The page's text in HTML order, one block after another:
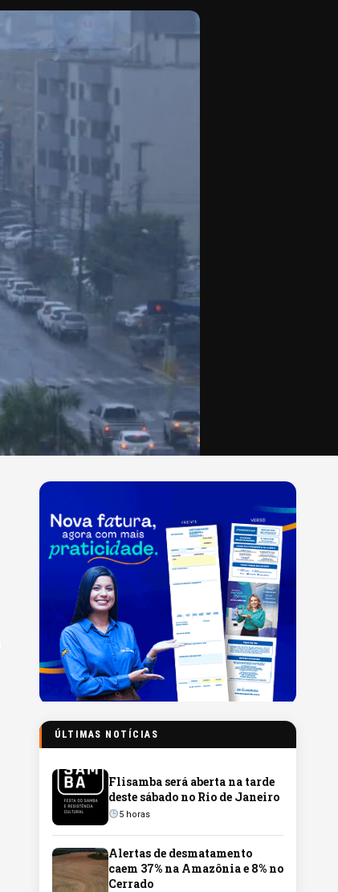
ÚLTIMAS NOTÍCIAS
Flisamba será aberta na tarde
deste sábado no Rio de Janeiro
5 horas
Alertas de desmatamento
caem 37% na Amazônia e 8% no
Cerrado